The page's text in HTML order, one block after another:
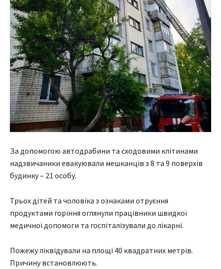
За допомогою автодрабини та сходовими клітинами
надзвичаники евакуювали мешканців з 8 та 9 поверхів
будинку – 21 особу.
Трьох дітей та чоловіка з ознаками отруєння
продуктами горіння оглянули працівники швидкої
медичної допомоги та госпіталізували до лікарні.
Пожежу ліквідували на площі 40 квадратних метрів.
Причину встановлюють.